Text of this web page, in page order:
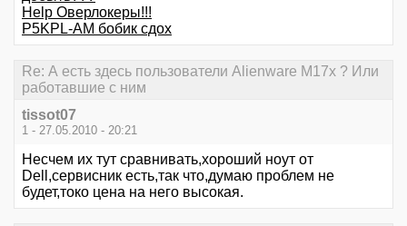
Help Оверлокеры!!!
P5KPL-AM бобик сдох
Re: А есть здесь пользователи Alienware M17x ? Или
работавшие с ним
tissot07
1 - 27.05.2010 - 20:21
Несчем их тут сравнивать,хороший ноут от
Dell,сервисник есть,так что,думаю проблем не
будет,токо цена на него высокая.